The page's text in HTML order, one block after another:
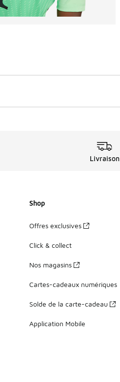
Livraison
Shop
Offres exclusives
Click & collect
Nos magasins
Cartes-cadeaux numériques
Solde de la carte-cadeau
Application Mobile